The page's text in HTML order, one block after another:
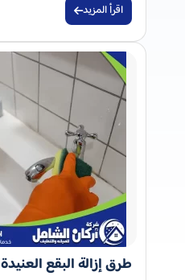
اقرأ المزيد
طرق إزالة البقع العنيدة